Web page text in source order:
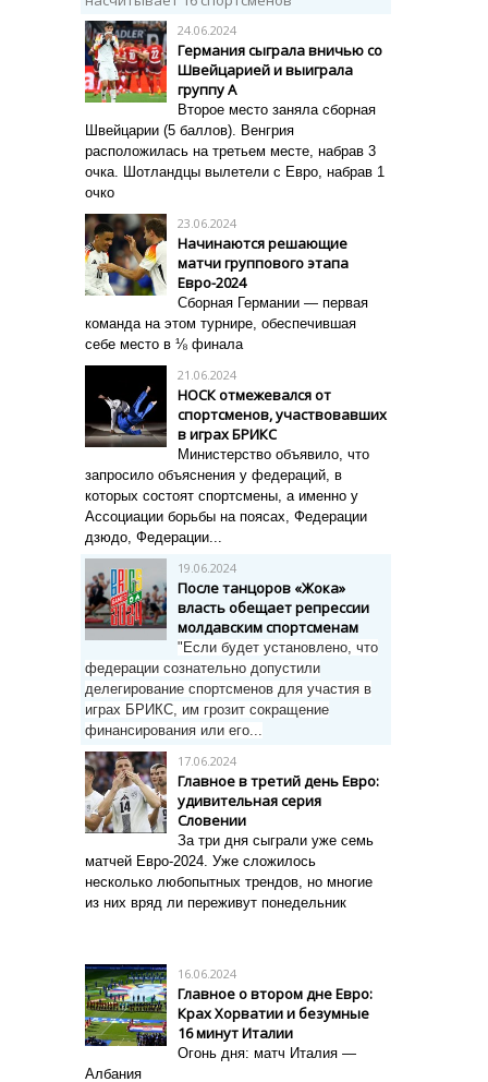
24.06.2024
Германия сыграла вничью со
Швейцарией и выиграла
группу A
Второе место заняла сборная
Швейцарии (5 баллов). Венгрия
расположилась на третьем месте, набрав 3
очка. Шотландцы вылетели с Евро, набрав 1
очко
23.06.2024
Начинаются решающие
матчи группового этапа
Евро-2024
Сборная Германии — первая
команда на этом турнире, обеспечившая
себе место в ⅛ финала
21.06.2024
НОСК отмежевался от
спортсменов, участвовавших
в играх БРИКС
Министерство объявило, что
запросило объяснения у федераций, в
которых состоят спортсмены, а именно у
Ассоциации борьбы на поясах, Федерации
дзюдо, Федерации...
19.06.2024
После танцоров «Жока»
власть обещает репрессии
молдавским спортсменам
"Если будет установлено, что
федерации сознательно допустили
делегирование спортсменов для участия в
играх БРИКС, им грозит сокращение
финансирования или его...
17.06.2024
Главное в третий день Евро:
удивительная серия
Словении
За три дня сыграли уже семь
матчей Евро-2024. Уже сложилось
несколько любопытных трендов, но многие
из них вряд ли переживут понедельник
16.06.2024
Главное о втором дне Евро:
Крах Хорватии и безумные
16 минут Италии
Огонь дня: матч Италия —
Албания